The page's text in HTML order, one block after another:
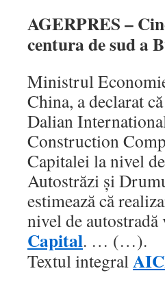
AGERPRES –
centura de sud a
Ministrul
China, a declarat
Dalian
Construction
Capitalei la nivel
Autostrăzi şi
estimează că
nivel de
Capital. … (…).
Textul integral